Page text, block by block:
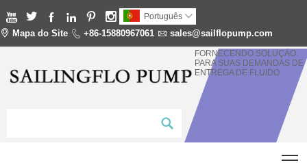
      Português 
 Mapa do Site  +86-15880967061  sales@sailflopump.com
FORNECENDO SOLUÇÃO
PARA SUAS DEMANDAS DE
ENTREGA DE FLUIDO